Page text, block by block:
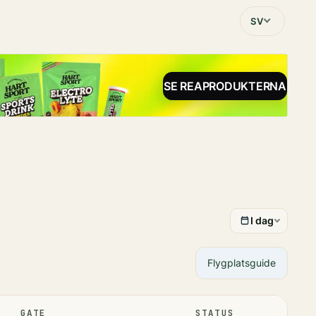
SV
SE REAPRODUKTERNA
I dag
Flygplatsguide
GATE STATUS